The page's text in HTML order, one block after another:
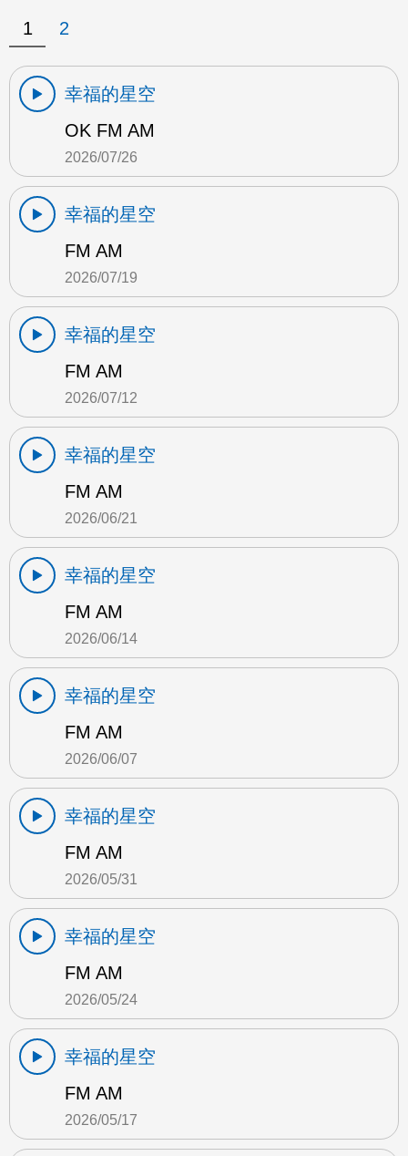
1 2
幸福的星空
OK FM AM
2026/07/26
幸福的星空
FM AM
2026/07/19
幸福的星空
FM AM
2026/07/12
幸福的星空
FM AM
2026/06/21
幸福的星空
FM AM
2026/06/14
幸福的星空
FM AM
2026/06/07
幸福的星空
FM AM
2026/05/31
幸福的星空
FM AM
2026/05/24
幸福的星空
FM AM
2026/05/17